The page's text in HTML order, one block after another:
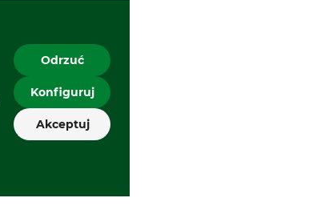
Odrzuć
Konfiguruj
Akceptuj